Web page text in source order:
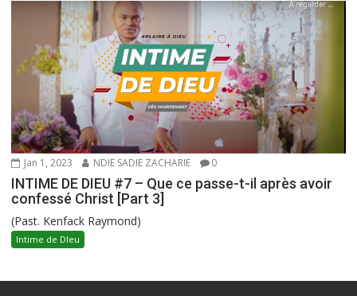
Jan 1, 2023 NDIE SADIE ZACHARIE 0
INTIME DE DIEU #7 – Que ce passe-t-il après avoir
confessé Christ [Part 3]
(Past. Kenfack Raymond)
Intime de DIeu